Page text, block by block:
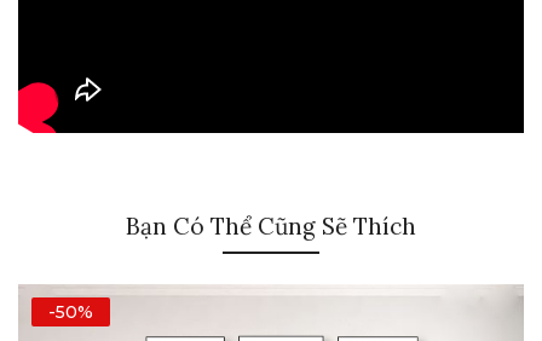
Bạn Có Thể Cũng Sẽ Thích
-50%